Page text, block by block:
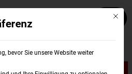
Mit
bevor Sie unsere Website weiter